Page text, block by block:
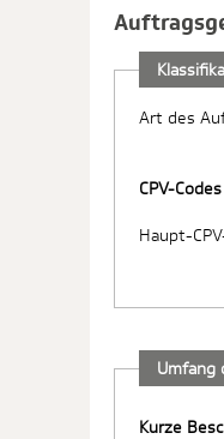
Art des
CPV-Codes
Haupt-
Umfang
Kurze